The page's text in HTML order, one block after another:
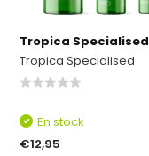
Tropica Specialised
Tropica Specialised
En stock
€12,95